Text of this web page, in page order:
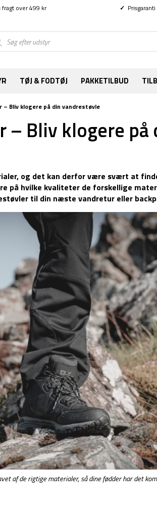
fragt over 499 kr ✓ Prisgaranti
TØJ & FODTØJ PAKKETILBUD
Bliv klogere på din vandrestøvle
Bliv klogere på
og det kan derfor være svært at
på hvilke kvaliteter de forskellige
til din næste vandretur eller
af de rigtige materialer, så dine fødder har det